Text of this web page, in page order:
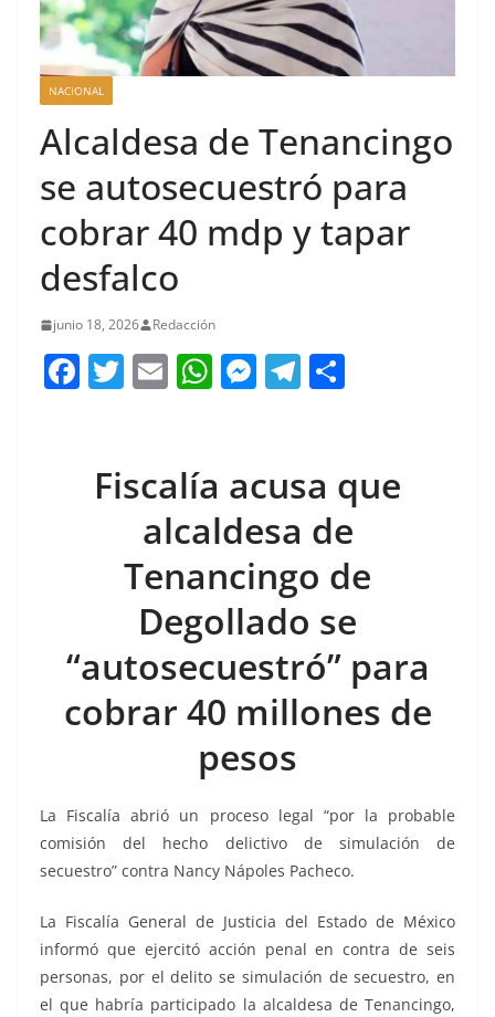
NACIONAL
Alcaldesa de Tenancingo
se autosecuestró para
cobrar 40 mdp y tapar
desfalco
junio 18, 2026 Redacción
F
e
b
T
er
E
l
W
s
A
p
p
M
e
n
g
er
T
gr
a
m
p
ar
tir
Fiscalía acusa que
alcaldesa de
Tenancingo de
Degollado se
“autosecuestró” para
cobrar 40 millones de
pesos
La Fiscalía abrió un proceso legal “por la probable
comisión del hecho delictivo de simulación de
secuestro” contra Nancy Nápoles Pacheco.
La Fiscalía General de Justicia del Estado de México
informó que ejercitó acción penal en contra de seis
personas, por el delito se simulación de secuestro, en
el que habría participado la alcaldesa de Tenancingo,